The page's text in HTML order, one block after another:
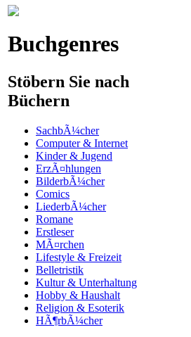
Buchgenres
Stöbern Sie nach
Büchern
SachbÃ¼cher
Computer & Internet
Kinder & Jugend
ErzÃ¤hlungen
BilderbÃ¼cher
Comics
LiederbÃ¼cher
Romane
Erstleser
MÃ¤rchen
Lifestyle & Freizeit
Belletristik
Kultur & Unterhaltung
Hobby & Haushalt
Religion & Esoterik
HÃ¶rbÃ¼cher